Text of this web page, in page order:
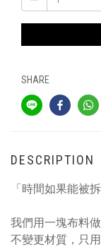
SHARE
DESCRIPTION
「時間如果能被
我們用一塊布料做
不變更材質，只